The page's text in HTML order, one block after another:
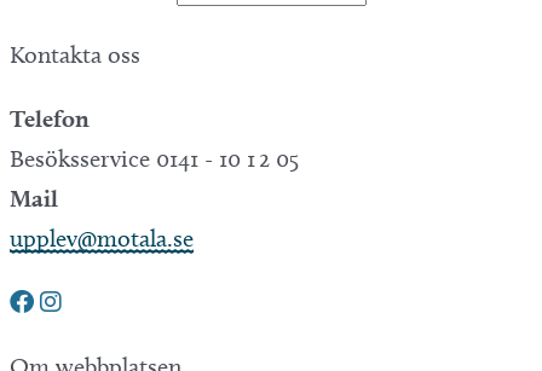
Kontakta oss
Telefon
Besöksservice 0141 - 10 1 2 05
Mail
upplev@motala.se